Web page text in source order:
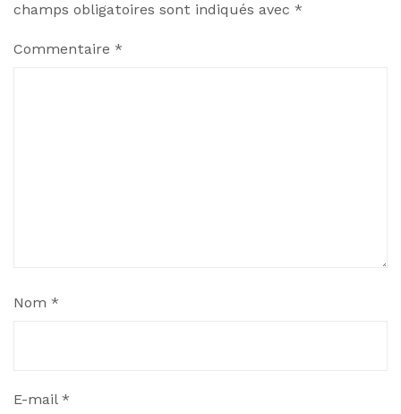
champs obligatoires sont indiqués avec *
Commentaire *
Nom *
E-mail *